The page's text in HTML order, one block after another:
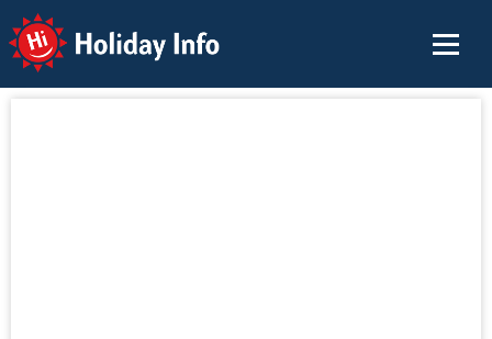
Holiday Info